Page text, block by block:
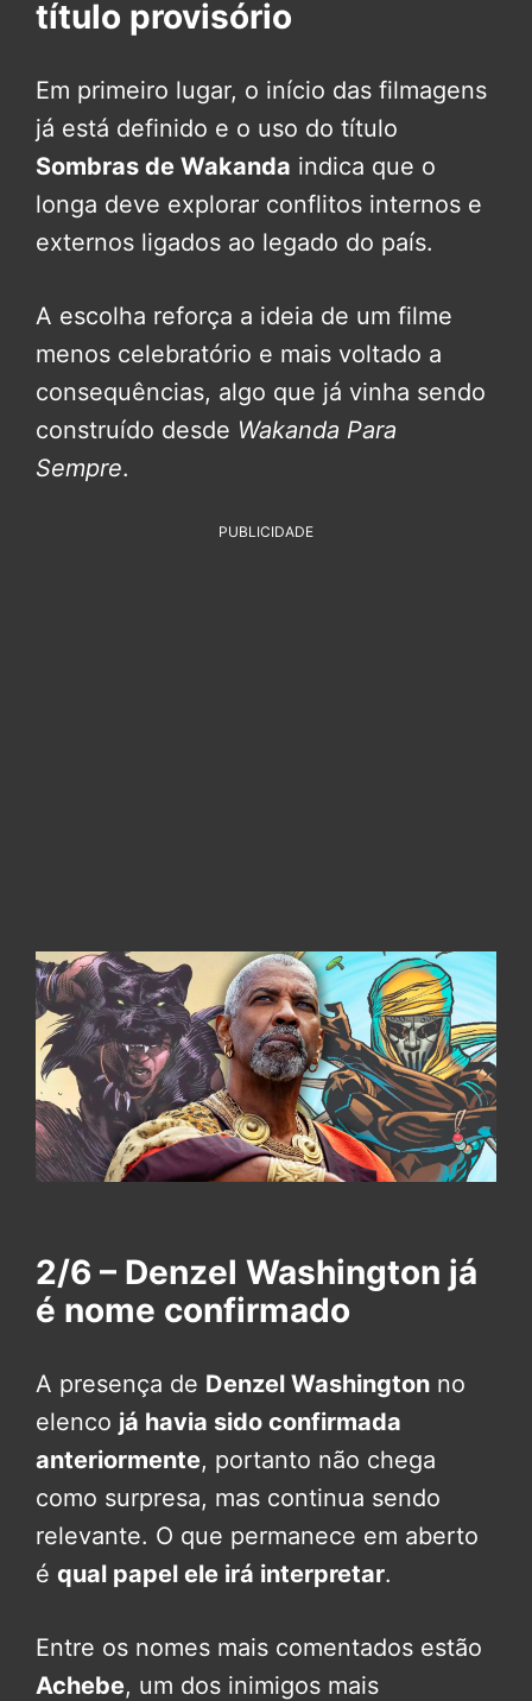
título provisório
Em primeiro lugar, o início das filmagens
já está definido e o uso do título
Sombras de Wakanda indica que o
longa deve explorar conflitos internos e
externos ligados ao legado do país.
A escolha reforça a ideia de um filme
menos celebratório e mais voltado a
consequências, algo que já vinha sendo
construído desde Wakanda Para
Sempre.
PUBLICIDADE
2/6 – Denzel Washington já
é nome confirmado
A presença de Denzel Washington no
elenco já havia sido confirmada
anteriormente, portanto não chega
como surpresa, mas continua sendo
relevante. O que permanece em aberto
é qual papel ele irá interpretar.
Entre os nomes mais comentados estão
Achebe, um dos inimigos mais